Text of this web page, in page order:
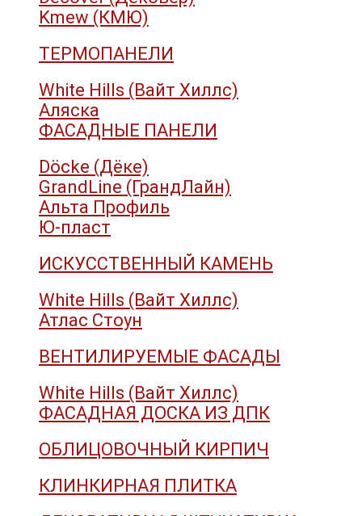
Kmew (КМЮ)
ТЕРМОПАНЕЛИ
White Hills (Вайт Хиллс)
Аляска
ФАСАДНЫЕ ПАНЕЛИ
Döcke (Дёке)
GrandLine (ГрандЛайн)
Альта Профиль
Ю-пласт
ИСКУССТВЕННЫЙ КАМЕНЬ
White Hills (Вайт Хиллс)
Атлас Стоун
ВЕНТИЛИРУЕМЫЕ ФАСАДЫ
White Hills (Вайт Хиллс)
ФАСАДНАЯ ДОСКА ИЗ ДПК
ОБЛИЦОВОЧНЫЙ КИРПИЧ
КЛИНКИРНАЯ ПЛИТКА